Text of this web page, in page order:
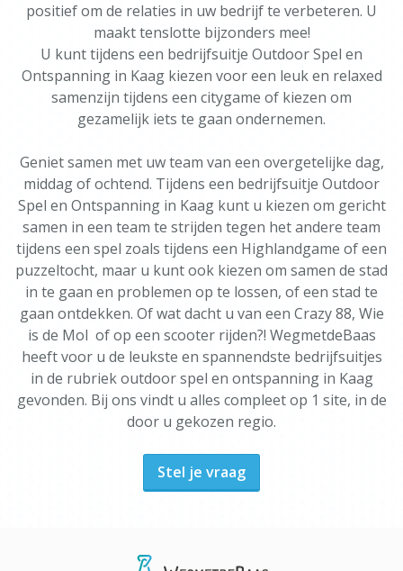
positief om de relaties in uw bedrijf te verbeteren. U
maakt tenslotte bijzonders mee!
U kunt tijdens een bedrijfsuitje Outdoor Spel en
Ontspanning in Kaag kiezen voor een leuk en relaxed
samenzijn tijdens een citygame of kiezen om
gezamelijk iets te gaan ondernemen.
Geniet samen met uw team van een overgetelijke dag,
middag of ochtend. Tijdens een bedrijfsuitje Outdoor
Spel en Ontspanning in Kaag kunt u kiezen om gericht
samen in een team te strijden tegen het andere team
tijdens een spel zoals tijdens een Highlandgame of een
puzzeltocht, maar u kunt ook kiezen om samen de stad
in te gaan en problemen op te lossen, of een stad te
gaan ontdekken. Of wat dacht u van een Crazy 88, Wie
is de Mol of op een scooter rijden?! WegmetdeBaas
heeft voor u de leukste en spannendste bedrijfsuitjes
in de rubriek outdoor spel en ontspanning in Kaag
gevonden. Bij ons vindt u alles compleet op 1 site, in de
door u gekozen regio.
Stel je vraag